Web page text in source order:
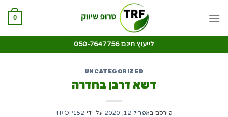
0
לייעוץ חינם 050-7647756
UNCATEGORIZED
דשא דרבן בחדרה
פורסם באפריל 12, 2020 על ידי TROP152